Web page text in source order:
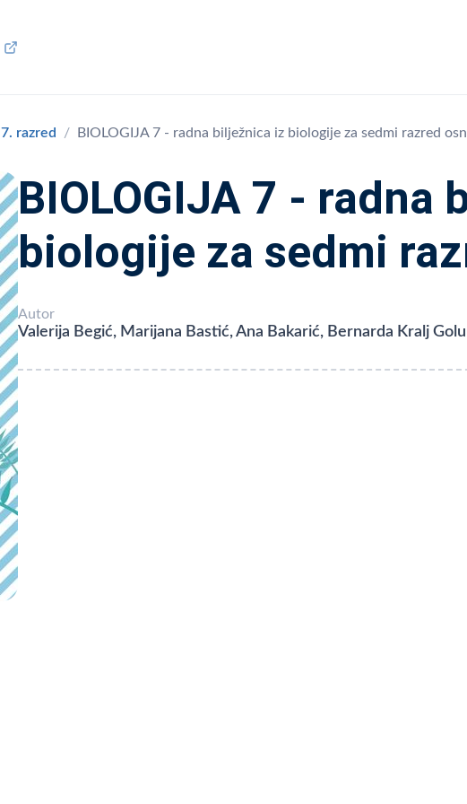
7. razred BIOLOGIJA 7 - radna bilježnica iz biologije za sedmi razred
BIOLOGIJA 7 - radna
biologije za sedmi
Autor
Valerija Begić, Marijana Bastić, Ana Bakarić, Bernarda Kralj